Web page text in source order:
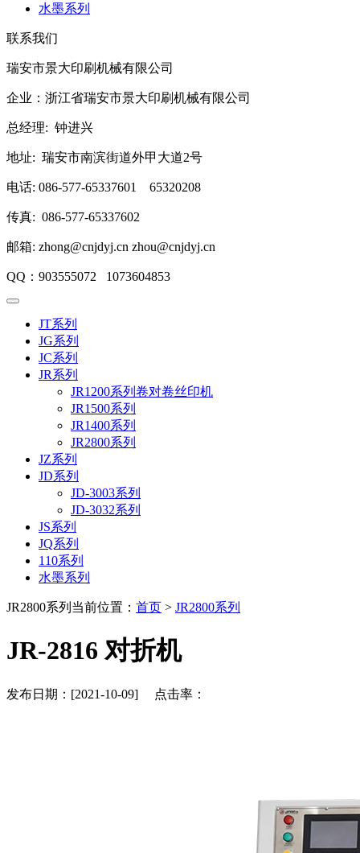
水墨系列
联系我们
瑞安市景大印刷机械有限公司
企业：浙江省瑞安市景大印刷机械有限公司
总经理: 钟进兴
地址: 瑞安市南滨街道外甲大道2号
电话: 086-577-65337601 65320208
传真: 086-577-65337602
邮箱: zhong@cnjdyj.cn zhou@cnjdyj.cn
QQ：903555072 1073604853
JT系列
JG系列
JC系列
JR系列
JR1200系列卷对卷丝印机
JR1500系列
JR1400系列
JR2800系列
JZ系列
JD系列
JD-3003系列
JD-3032系列
JS系列
JQ系列
110系列
水墨系列
JR2800系列 当前位置： 首页 > JR2800系列
JR-2816 对折机
发布日期：[2021-10-09] 点击率：